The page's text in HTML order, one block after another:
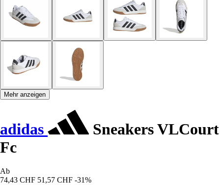
Mehr anzeigen
adidas
Sneakers VLCourt
Fc
Ab
74,43 CHF 51,57 CHF -31%